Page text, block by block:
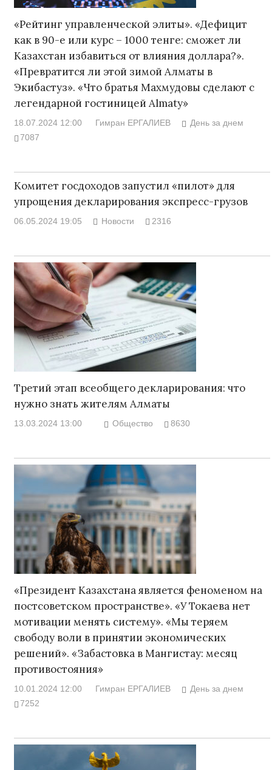
«Рейтинг управленческой элиты». «Дефицит
как в 90-е или курс – 1000 тенге: сможет ли
Казахстан избавиться от влияния доллара?».
«Превратится ли этой зимой Алматы в
Экибастуз». «Что братья Махмудовы сделают с
легендарной гостиницей Almaty»
18.07.2024 12:00 Гимран ЕРГАЛИЕВ
День за днем
7087
Комитет госдоходов запустил «пилот» для
упрощения декларирования экспресс-грузов
06.05.2024 19:05 Новости 2316
Третий этап всеобщего декларирования: что
нужно знать жителям Алматы
13.03.2024 13:00 Общество 8630
«Президент Казахстана является феноменом на
постсоветском пространстве». «У Токаева нет
мотивации менять систему». «Мы теряем
свободу воли в принятии экономических
решений». «Забастовка в Мангистау: месяц
противостояния»
10.01.2024 12:00 Гимран ЕРГАЛИЕВ
День за днем
7252